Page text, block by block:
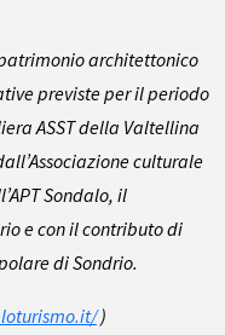
architettonico
previste per il periodo
ASST della Valtellina
culturale
Sondalo, il
e con il contributo di
di Sondrio.
)